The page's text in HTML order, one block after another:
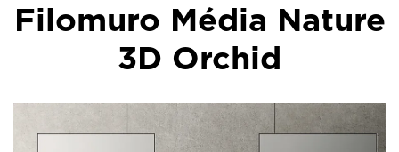
Filomuro Média Nature
3D Orchid